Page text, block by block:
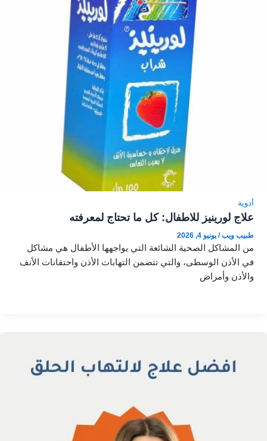
أدوية
علاج لورينيز للاطفال: كل ما تحتاج لمعرفته
طبيب ويب/ يونيو 4, 2026
من المشاكل الصحية الشائعة التي يواجهها الأطفال هي مشاكل
في الأذن الوسطى، والتي تتضمن التهابات الأذن واحتقانات الأنف
والأذن وأمراض